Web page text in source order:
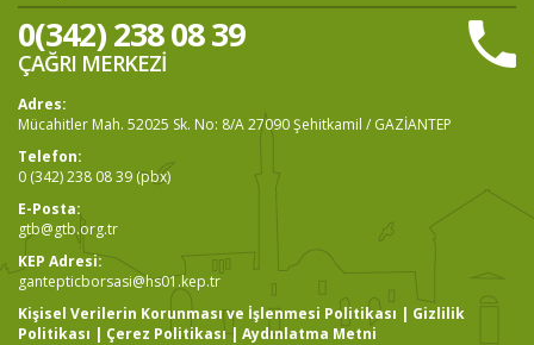
0(342) 238 08 39
ÇAĞRI MERKEZİ
Adres:
Mücahitler Mah. 52025 Sk. No: 8/A 27090 Şehitkamil / GAZİANTEP
Telefon:
0 (342) 238 08 39 (pbx)
E-Posta:
gtb@gtb.org.tr
KEP Adresi:
gantepticborsasi@hs01.kep.tr
Kişisel Verilerin Korunması ve İşlenmesi Politikası | Gizlilik
Politikası | Çerez Politikası | Aydınlatma Metni